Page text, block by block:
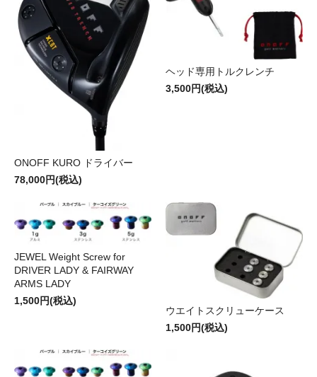
ONOFF KURO ドライバー
78,000円(税込)
ヘッド専用トルクレンチ
3,500円(税込)
JEWEL Weight Screw for
DRIVER LADY & FAIRWAY
ARMS LADY
1,500円(税込)
ウエイトスクリューケース
1,500円(税込)